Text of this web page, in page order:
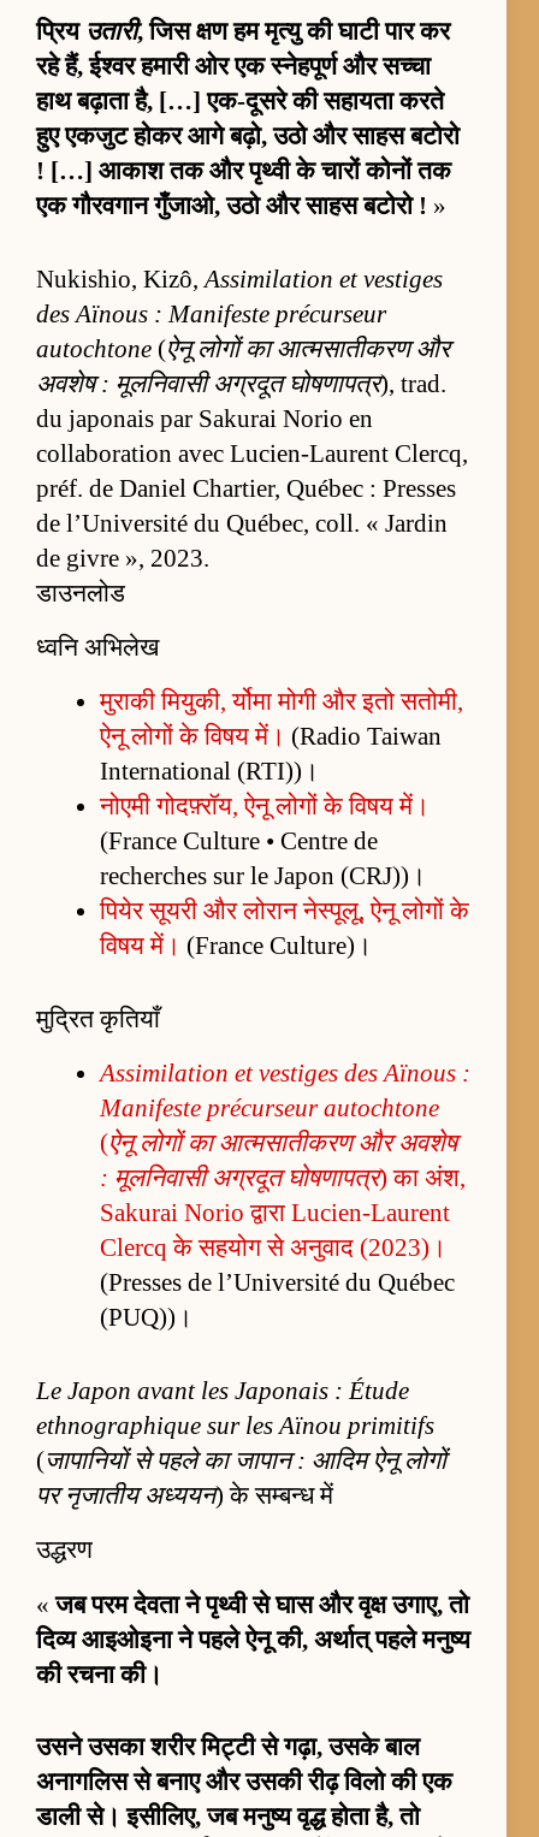
प्रिय उतारी, जिस क्षण हम मृत्यु की घाटी पार कर
रहे हैं, ईश्वर हमारी ओर एक स्नेहपूर्ण और सच्चा
हाथ बढ़ाता है, […] एक-दूसरे की सहायता करते
हुए एकजुट होकर आगे बढ़ो, उठो और साहस बटोरो
! […] आकाश तक और पृथ्वी के चारों कोनों तक
एक गौरवगान गुँजाओ, उठो और साहस बटोरो ! »
Nukishio, Kizô, Assimilation et vestiges
des Aïnous : Manifeste précurseur
autochtone (ऐनू लोगों का आत्मसातीकरण और
अवशेष : मूलनिवासी अग्रदूत घोषणापत्र), trad.
du japonais par Sakurai Norio en
collaboration avec Lucien-Laurent Clercq,
préf. de Daniel Chartier, Québec : Presses
de l’Université du Québec, coll. « Jardin
de givre », 2023.
डाउनलोड
ध्वनि अभिलेख
मुराकी मियुकी, र्योमा मोगी और इतो सतोमी,
ऐनू लोगों के विषय में। (Radio Taiwan
International (RTI))।
नोएमी गोदफ़्रॉय, ऐनू लोगों के विषय में।
(France Culture • Centre de
recherches sur le Japon (CRJ))।
पियेर सूयरी और लोरान नेस्पूलू, ऐनू लोगों के
विषय में। (France Culture)।
मुद्रित कृतियाँ
Assimilation et vestiges des Aïnous :
Manifeste précurseur autochtone
(ऐनू लोगों का आत्मसातीकरण और अवशेष
: मूलनिवासी अग्रदूत घोषणापत्र) का अंश,
Sakurai Norio द्वारा Lucien-Laurent
Clercq के सहयोग से अनुवाद (2023)।
(Presses de l’Université du Québec
(PUQ))।
Le Japon avant les Japonais : Étude
ethnographique sur les Aïnou primitifs
(जापानियों से पहले का जापान : आदिम ऐनू लोगों
पर नृजातीय अध्ययन) के सम्बन्ध में
उद्धरण
«जब परम देवता ने पृथ्वी से घास और वृक्ष उगाए, तो
दिव्य आइओइना ने पहले ऐनू की, अर्थात् पहले मनुष्य
की रचना की।
उसने उसका शरीर मिट्टी से गढ़ा, उसके बाल
अनागलिस से बनाए और उसकी रीढ़ विलो की एक
डाली से। इसीलिए, जब मनुष्य वृद्ध होता है, तो